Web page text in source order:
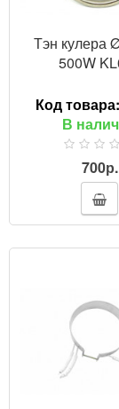
Тэн кулера
500W
Код товара:
В
700р.